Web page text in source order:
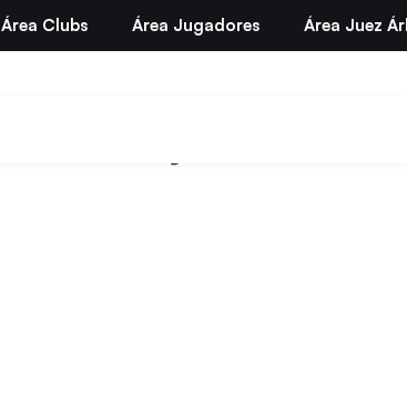
Área Clubs Área Jugadores Área Juez